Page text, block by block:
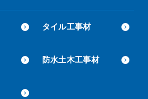
タイル工事材
防水土木工事材